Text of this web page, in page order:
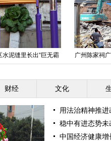
广州陈家祠广场成短命建筑 8亿打
造使用4年被拆
财经 文化
用法治精神推
稳中有进态势未
中国经济健康